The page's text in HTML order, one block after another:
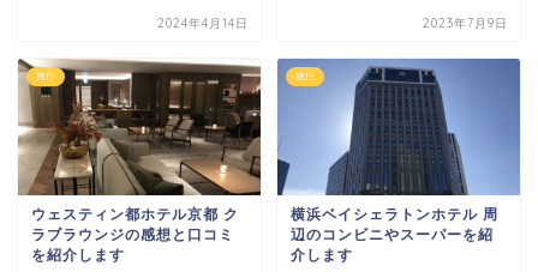
2024年4月14日 2023年7月9日
旅行
ウェスティン都ホテル京都 ク
ラブラウンジの感想と口コミ
を紹介します
旅行
横浜ベイシェラトンホテル 周
辺のコンビニやスーパーを紹
介します